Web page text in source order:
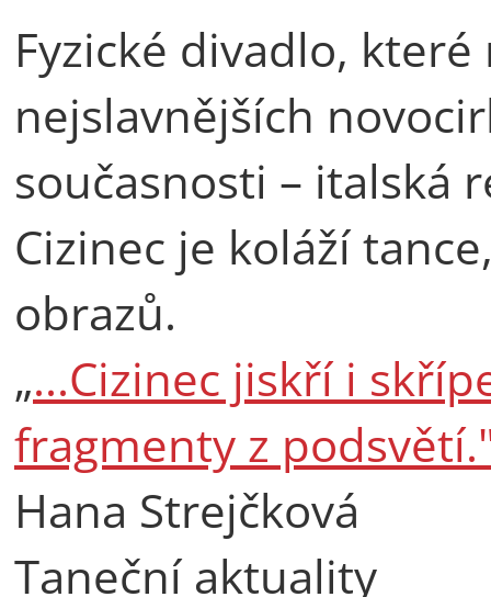
Fyzické divadlo,
nejslavnějších
současnosti – italská
Cizinec je koláží
obrazů.
„...Cizinec jiskří i
fragmenty z
Hana Strejčková
Taneční aktuality